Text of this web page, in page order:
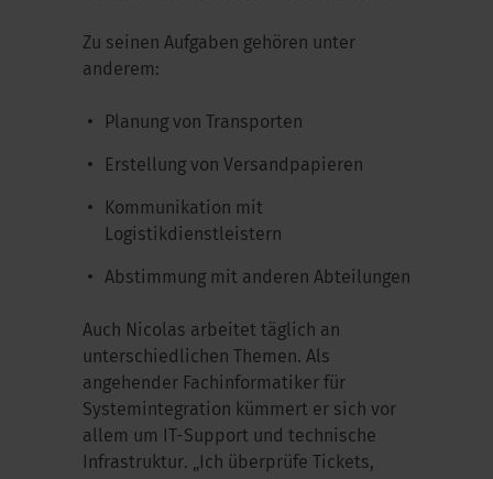
Zu seinen Aufgaben gehören unter
anderem:
Planung von Transporten
Erstellung von Versandpapieren
Kommunikation mit
Logistikdienstleistern
Abstimmung mit anderen Abteilungen
Auch Nicolas arbeitet täglich an
unterschiedlichen Themen. Als
angehender Fachinformatiker für
Systemintegration kümmert er sich vor
allem um IT-Support und technische
Infrastruktur. „Ich überprüfe Tickets,